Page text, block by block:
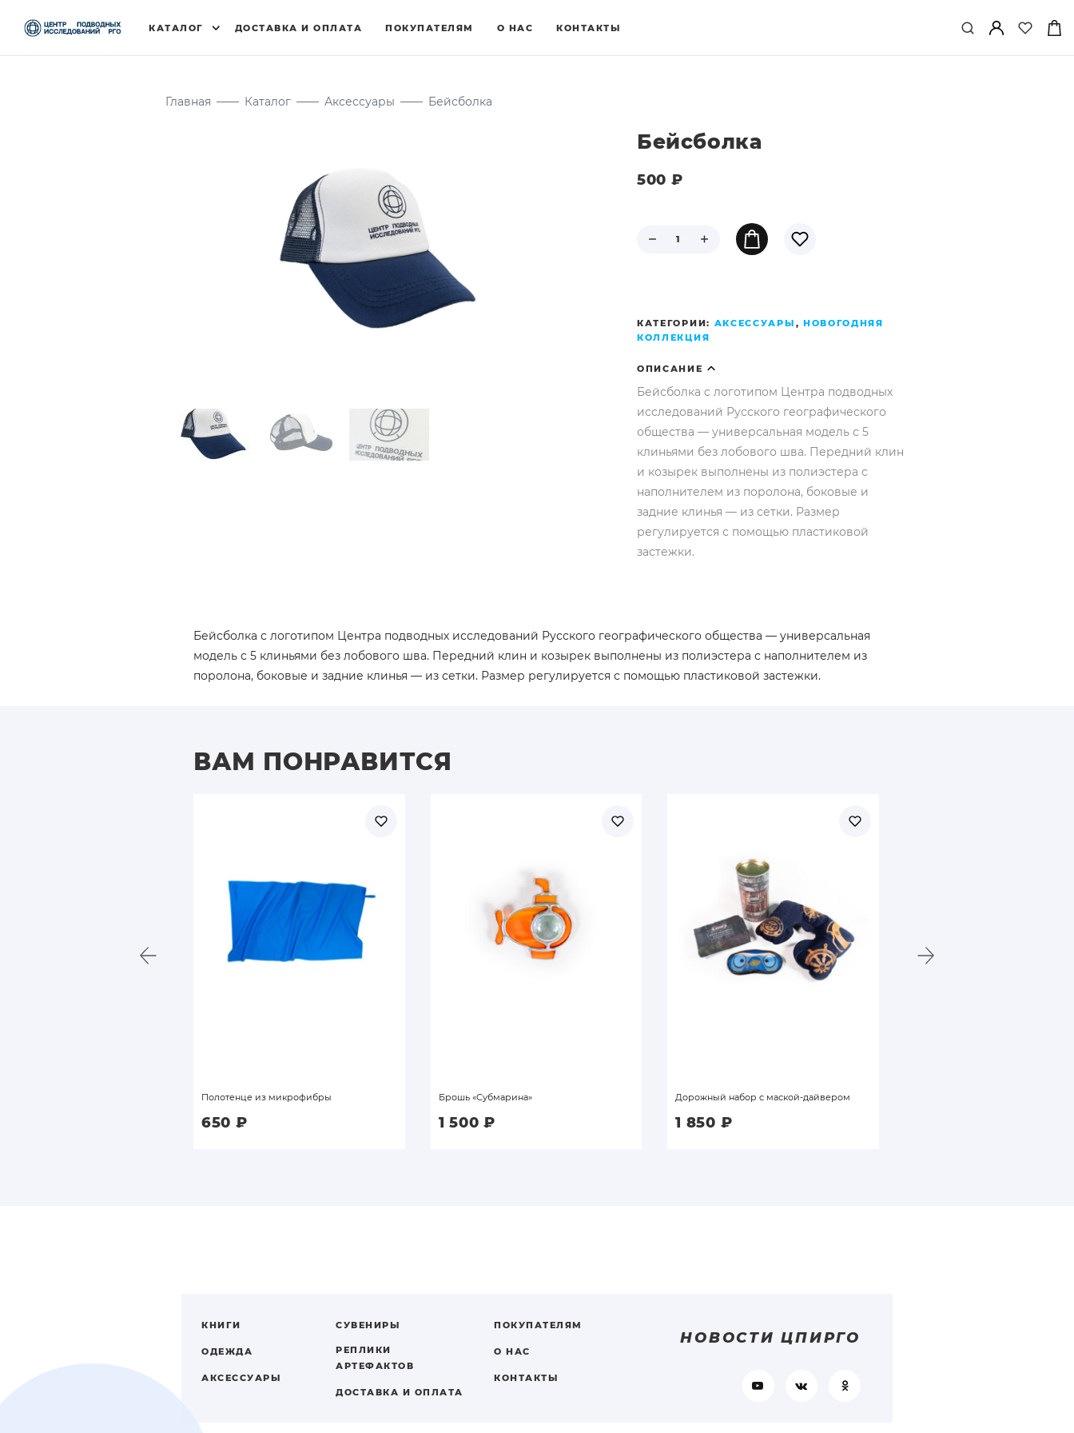
КАТАЛОГ ДОСТАВКА И ОПЛАТА ПОКУПАТЕЛЯМ О НАС КОНТАКТЫ
Главная —— Каталог —— Аксессуары —— Бейсболка
Бейсболка
500 ₽
КАТЕГОРИИ: АКСЕССУАРЫ , НОВОГОДНЯЯ
КОЛЛЕКЦИЯ
ОПИСАНИЕ
Бейсболка с логотипом Центра подводных
исследований Русского географического
общества — универсальная модель с 5
клиньями без лобового шва. Передний клин
и козырек выполнены из полиэстера с
наполнителем из поролона, боковые и
задние клинья — из сетки. Размер
регулируется с помощью пластиковой
застежки.
Бейсболка с логотипом Центра подводных исследований Русского географического общества — универсальная
модель с 5 клиньями без лобового шва. Передний клин и козырек выполнены из полиэстера с наполнителем из
поролона, боковые и задние клинья — из сетки. Размер регулируется с помощью пластиковой застежки.
ВАМ ПОНРАВИТСЯ
Полотенце из микрофибры
650 ₽
Брошь «Субмарина»
1 500 ₽
Дорожный набор c маской-дайвером
1 850 ₽
КНИГИ
ОДЕЖДА
АКСЕССУАРЫ
СУВЕНИРЫ
РЕПЛИКИ
АРТЕФАКТОВ
ДОСТАВКА И ОПЛАТА
ПОКУПАТЕЛЯМ
О НАС
КОНТАКТЫ
НОВОСТИ ЦПИРГО